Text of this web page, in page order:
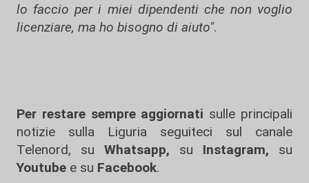
lo faccio per i miei dipendenti che non voglio
licenziare, ma ho bisogno di aiuto".
Per restare sempre aggiornati sulle principali
notizie sulla Liguria seguiteci sul canale
Telenord, su
Whatsapp, su Instagram, su
Youtube e su Facebook.